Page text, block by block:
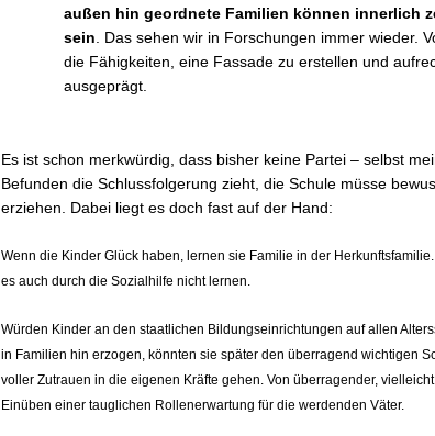
außen hin geordnete Familien können innerlich
sein. Das sehen wir in Forschungen immer wieder.
die Fähigkeiten, eine Fassade zu erstellen und
ausgeprägt.
Es ist schon merkwürdig, dass bisher keine Partei – selbst
Befunden die Schlussfolgerung zieht, die Schule müsse
erziehen. Dabei liegt es doch fast auf der Hand:
Wenn die Kinder Glück haben, lernen sie Familie in der
es auch durch die Sozialhilfe nicht lernen.
Würden Kinder an den staatlichen Bildungseinrichtungen auf allen
in Familien hin erzogen, könnten sie später den überragend wichtigen
voller Zutrauen in die eigenen Kräfte gehen. Von überragender,
Einüben einer tauglichen Rollenerwartung für die werdenden Väter.